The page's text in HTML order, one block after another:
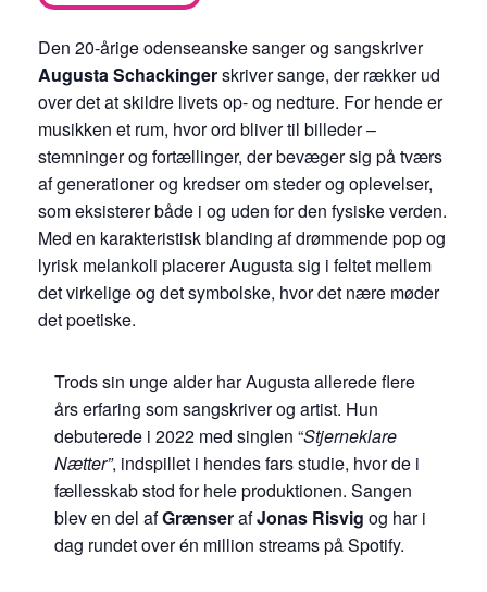
Den 20-årige odenseanske sanger og sangskriver
Augusta Schackingerskriver sange, der rækker ud
over det at skildre livets op- og nedture. For hende er
musikken et rum, hvor ord bliver til billeder –
stemninger og fortællinger, der bevæger sig på tværs
af generationer og kredser om steder og oplevelser,
som eksisterer både i og uden for den fysiske verden.
Med en karakteristisk blanding af drømmende pop og
lyrisk melankoli placerer Augusta sig i feltet mellem
det virkelige og det symbolske, hvor det nære møder
det poetiske.
Trods sin unge alder har Augusta allerede flere
års erfaring som sangskriver og artist. Hun
debuterede i 2022 med singlen “Stjerneklare
Nætter”, indspillet i hendes fars studie, hvor de i
fællesskab stod for hele produktionen. Sangen
blev en del afGrænserafJonas Risvig og har i
dag rundet over én million streams på Spotify.